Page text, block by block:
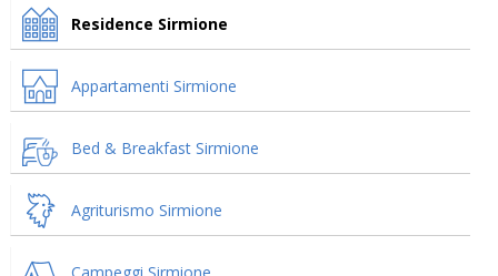
Residence Sirmione
Appartamenti Sirmione
Bed & Breakfast Sirmione
Agriturismo Sirmione